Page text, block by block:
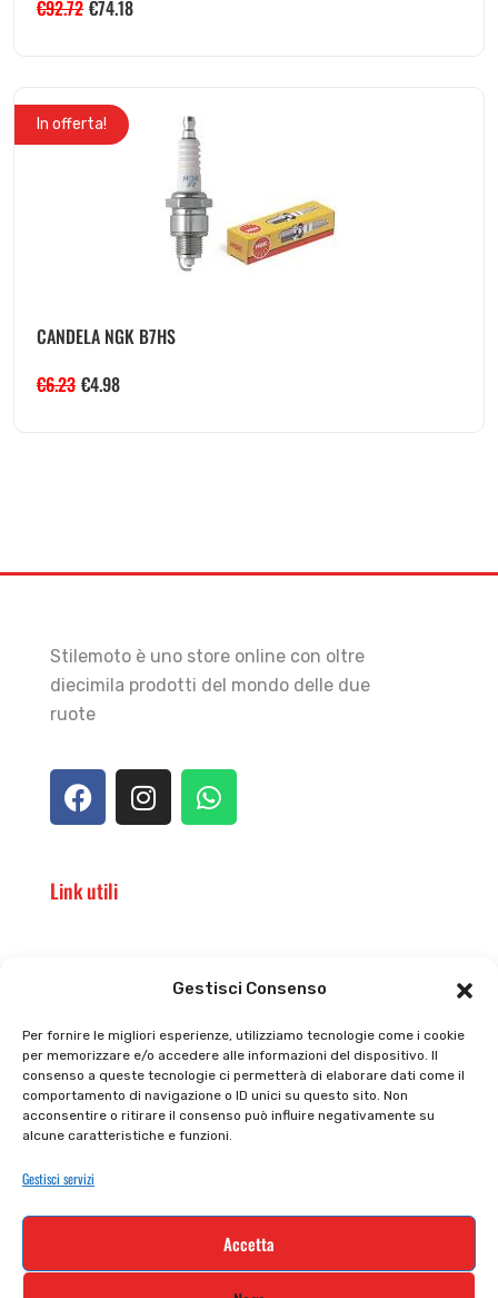
Gestisci Consenso
Per fornire le migliori esperienze, utilizziamo tecnologie come i cookie
per memorizzare e/o accedere alle informazioni del dispositivo. Il
consenso a queste tecnologie ci permetterà di elaborare dati come il
comportamento di navigazione o ID unici su questo sito. Non
acconsentire o ritirare il consenso può influire negativamente su
alcune caratteristiche e funzioni.
Gestisci servizi
Accetta
€92.72 €74.18
In offerta!
CANDELA NGK B7HS
€6.23 €4.98
Stilemoto è uno store online con oltre
diecimila prodotti del mondo delle due
ruote
Link utili
Privacy policy
Cookie policy
Tutti prodotti
Termini e condizioni
Iscriviti alla nostra newsletter e rimani